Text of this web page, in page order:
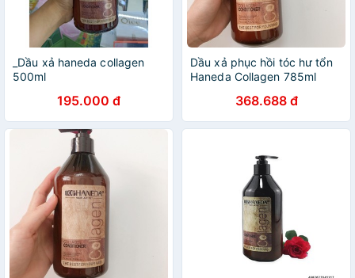
_Dầu xả haneda collagen
500ml
195.000 đ
Dầu xả phục hồi tóc hư tổn
Haneda Collagen 785ml
368.688 đ